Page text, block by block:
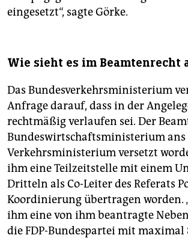
eingesetzt“, sagte Görke.
Wie sieht es im Beamtenrecht
Das Bundesverkehrsministerium
Anfrage darauf, dass in der
rechtmäßig verlaufen sei. Der
Bundeswirtschaftsministerium ans
Verkehrsministerium versetzt
ihm eine Teilzeitstelle mit einem
Dritteln als Co-Leiter des Referats
Koordinierung übertragen worden.
ihm eine von ihm beantragte
die FDP-Bundespartei mit maximal